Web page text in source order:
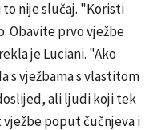
nije slučaj. "Koristi
Obavite prvo vježbe
je Luciani. "Ako
s vježbama s vlastitom
ali ljudi koji tek
poput čučnjeva i